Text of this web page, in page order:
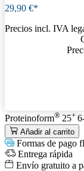
29,90 €*
Precios incl. IVA
Proteinoform® 25+
Añadir al carrito
Formas de pago
Entrega rápida
Envío gratuito a